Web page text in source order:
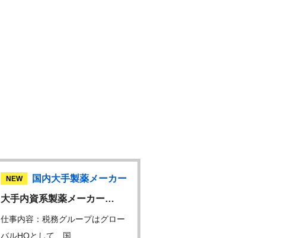
NEW
国内大手製薬メーカー
大手内資系製薬メーカー…
仕事内容：税務グループはグロー
バルHQとして、国…